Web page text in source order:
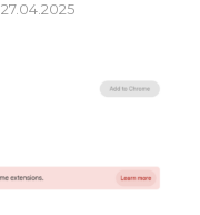
27.04.2025